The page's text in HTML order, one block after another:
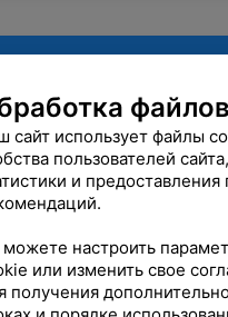
сайт использует файлы
пользователей
и
настроить
или изменить свое
получения